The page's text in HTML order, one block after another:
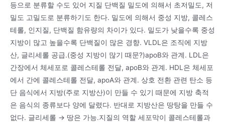
등으로 분류할 수도 있어 지질 단백질 밀도에 의해서 초저밀도, 저
밀도 고밀도로 분류하기도 한다. 밀도에 의해서 중성 지방, 콜레스
테롤, 인지질, 단백질 함유량의 차이가 있다. 밀도가 낮을수록 중성
지방이 많고 높을수록 단백질이 많은 경향. VLDL은 조직에 지방
산, 글리세롤 공급.(중성 지방이 많기 때문?)apoB와 관계. LDL은
간장에서 체세포로 콜레스테롤 전달, apoB와 관계. HDL은 체세포
에서 간에 콜레스테롤 전달, apoA와 관계. 상호 전환 관련 탄소 등
단 음식에서 지방(주로 지방산)이 만들 수 있기 때문에 지방 축적
은 음식의 종류보다 양에 달렸다. 반대로 지방산은 땅탕을 만들 수
없다. 글리세롤 → 땅은 가능.지질의 역할 세포막이 콜레스테롤과